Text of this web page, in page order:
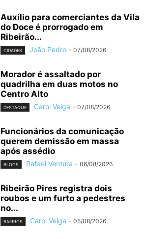
Auxílio para comerciantes da Vila
do Doce é prorrogado em
Ribeirão...
CIDADES João Pedro - 07/08/2026
Morador é assaltado por
quadrilha em duas motos no
Centro Alto
DESTAQUE Carol Veiga - 07/08/2026
Funcionários da comunicação
querem demissão em massa
após assédio
BLOGS Rafael Ventura - 06/08/2026
Ribeirão Pires registra dois
roubos e um furto a pedestres
no...
BAIRROS Carol Veiga - 05/08/2026